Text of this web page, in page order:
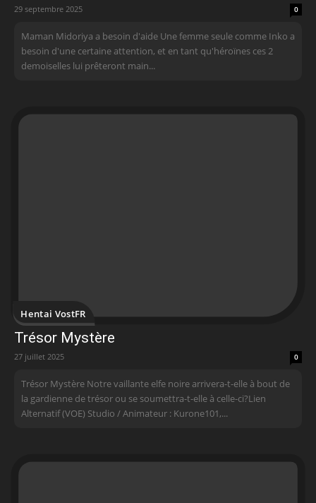
29 septembre 2025 0
Maman Midoriya a besoin d'aide Une femme seule comme Inko a
besoin d'une certaine attention, et en tant qu'héroïnes ces 2
demoiselles lui prêteront main...
Hentai VostFR
Trésor Mystère
27 juillet 2025 0
Trésor Mystère Notre vaillante elfe noire arrivera-t-elle à bout de
la gardienne de trésor ou se soumettra-t-elle à celle-ci?Lien
Alternatif (VOE) Studio / Animateur : Kurone101,...